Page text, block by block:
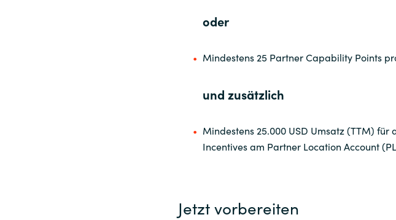
oder
Mindestens 25 Partner Capability Points
und zusätzlich
Mindestens 25.000 USD Umsatz (TTM)
Incentives am Partner Location Account
Jetzt vorbereiten